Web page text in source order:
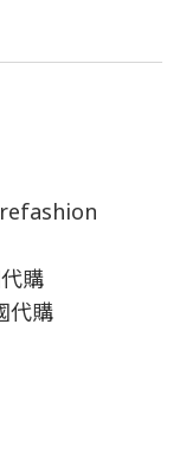
購
代購